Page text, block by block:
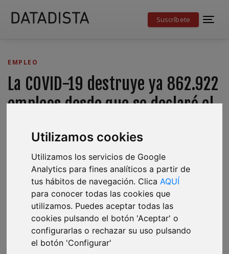
Utilizamos cookies
Utilizamos los servicios de Google
Analytics para fines analíticos a partir de
tus hábitos de navegación. ClicaAQUÍ
para conocer todas las cookies que
utilizamos. Puedes aceptar todas las
cookies pulsando el botón 'Aceptar' o
configurarlas o rechazar su uso pulsando
el botón 'Configurar'
Suscríbete
EMPLEO
La COVID-19 destruye ya 862.922
empleos desde que se declaró el
pero, tras el fin del permiso retribuido recuperable, la
diaria volvió a aumentar de lunes a jueves y caer el
viernes, como es típico en un mercado laboral con una
altísima temporalidad como es el español.
Ana Tudela,Antonio Delgado·05 de mayo de 2020·
2 minutos de lectura